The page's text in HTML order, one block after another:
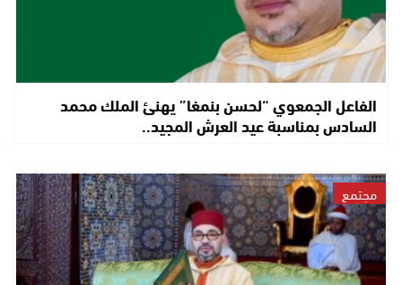
الفاعل الجمعوي “لحسن بنمغا” يهنئ الملك محمد
السادس بمناسبة عيد العرش المجيد..
مجتمع